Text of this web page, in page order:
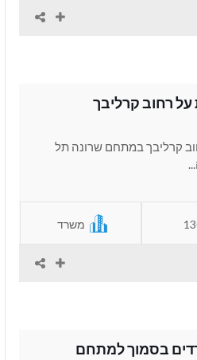
רחוב קרליבך
קרליבך במתחם שרונה תל
משרד
בסמוך למתחם